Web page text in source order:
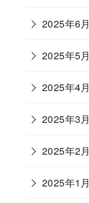
2025年6月
2025年5月
2025年4月
2025年3月
2025年2月
2025年1月